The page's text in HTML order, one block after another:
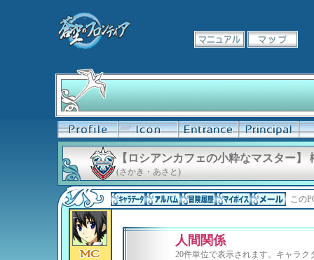
【ロシアンカフェの小粋なマスター
(さかき・あさと)
この
人間関係
20件単位で表示されます。キャラ